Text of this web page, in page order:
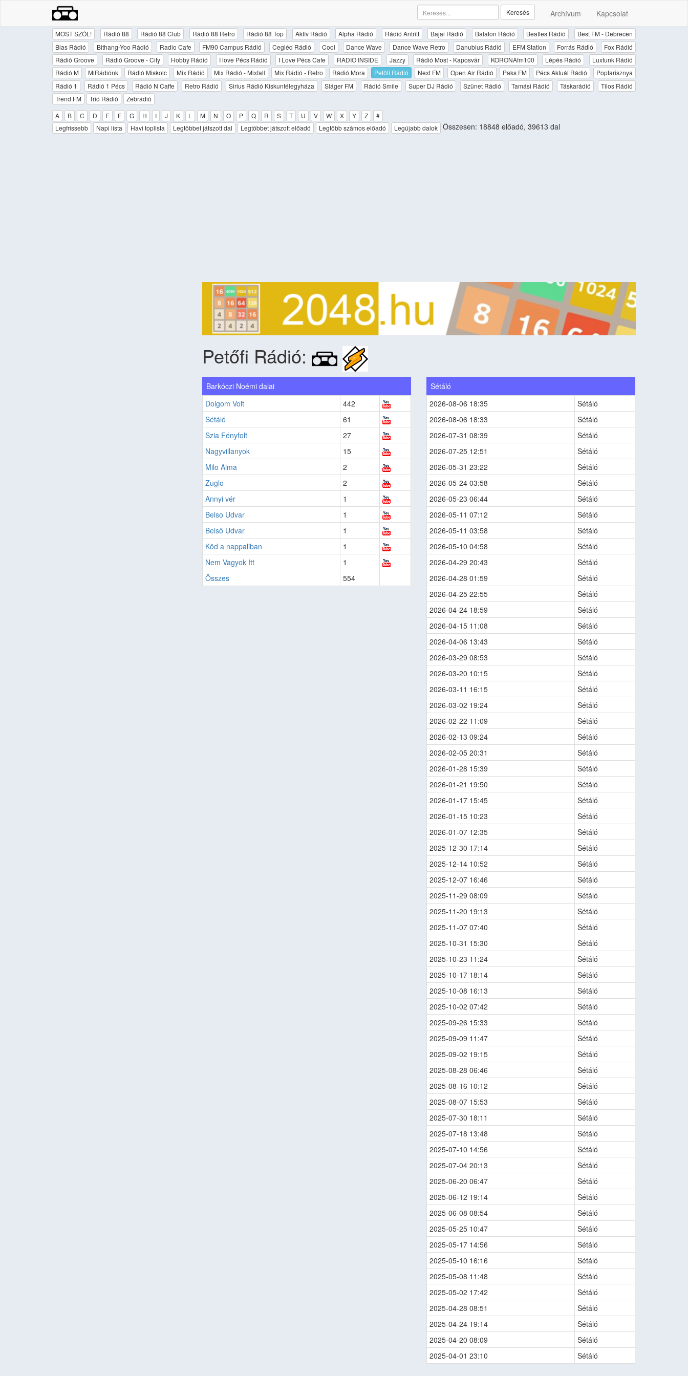
Archívum Kapcsolat
Keresés
MOST SZÓL! Rádió 88 Rádió 88 Club Rádió 88 Retro Rádió 88 Top Aktív Rádió Alpha Rádió Rádió Antritt Bajai Rádió Balaton Rádió Beatles Rádió
Best FM - Debrecen
Bias Rádió
Bithang-Yoo Rádió Radio Cafe FM90 Campus Rádió Cegléd Rádió Cool Dance Wave Dance Wave Retro Danubius Rádió EFM Station Forrás Rádió
Fox Rádió
Rádió Groove
Rádió Groove - City Hobby Rádió I love Pécs Rádió I Love Pécs Cafe RADIO INSIDE Jazzy Rádió Most - Kaposvár KORONAfm100 Lépés Rádió
Luxfunk Rádió
Rádió M
MiRádiónk Rádió Miskolc Mix Rádió Mix Rádió - Mixfall Mix Rádió - Retro Rádió Mora Petőfi Rádió Next FM Open Air Rádió Paks FM Pécs Aktuál Rádió
Poptarisznya
Rádió 1
Rádió 1 Pécs Rádió N Caffe Retro Rádió Sirius Rádió Kiskunfélegyháza Sláger FM Rádió Smile Super DJ Rádió Szünet Rádió Tamási Rádió Táskarádió
Tilos Rádió
Trend FM
Trió Rádió
Zebrádió
A
B C D E F G H I J K L M N O P Q R S T U V W X Y Z
#
Legfrissebb
Napi lista Havi toplista Legtöbbet játszott dal Legtöbbet játszott előadó Legtöbb számos előadó Legújabb dalok Összesen: 18848 előadó, 39613 dal
Petőfi Rádió:
Barkóczi Noémi dalai
Dolgom Volt
442
Sétáló
61
Szia Fényfolt
27
Nagyvillanyok
15
Milo Alma
2
Zuglo
2
Annyi vér
1
Belso Udvar
1
Belső Udvar
1
Köd a nappaliban
1
Nem Vagyok Itt
1
Összes
554
Sétáló
2026-08-06 18:35
Sétáló
2026-08-06 18:33
Sétáló
2026-07-31 08:39
Sétáló
2026-07-25 12:51
Sétáló
2026-05-31 23:22
Sétáló
2026-05-24 03:58
Sétáló
2026-05-23 06:44
Sétáló
2026-05-11 07:12
Sétáló
2026-05-11 03:58
Sétáló
2026-05-10 04:58
Sétáló
2026-04-29 20:43
Sétáló
2026-04-28 01:59
Sétáló
2026-04-25 22:55
Sétáló
2026-04-24 18:59
Sétáló
2026-04-15 11:08
Sétáló
2026-04-06 13:43
Sétáló
2026-03-29 08:53
Sétáló
2026-03-20 10:15
Sétáló
2026-03-11 16:15
Sétáló
2026-03-02 19:24
Sétáló
2026-02-22 11:09
Sétáló
2026-02-13 09:24
Sétáló
2026-02-05 20:31
Sétáló
2026-01-28 15:39
Sétáló
2026-01-21 19:50
Sétáló
2026-01-17 15:45
Sétáló
2026-01-15 10:23
Sétáló
2026-01-07 12:35
Sétáló
2025-12-30 17:14
Sétáló
2025-12-14 10:52
Sétáló
2025-12-07 16:46
Sétáló
2025-11-29 08:09
Sétáló
2025-11-20 19:13
Sétáló
2025-11-07 07:40
Sétáló
2025-10-31 15:30
Sétáló
2025-10-23 11:24
Sétáló
2025-10-17 18:14
Sétáló
2025-10-08 16:13
Sétáló
2025-10-02 07:42
Sétáló
2025-09-26 15:33
Sétáló
2025-09-09 11:47
Sétáló
2025-09-02 19:15
Sétáló
2025-08-28 06:46
Sétáló
2025-08-16 10:12
Sétáló
2025-08-07 15:53
Sétáló
2025-07-30 18:11
Sétáló
2025-07-18 13:48
Sétáló
2025-07-10 14:56
Sétáló
2025-07-04 20:13
Sétáló
2025-06-20 06:47
Sétáló
2025-06-12 19:14
Sétáló
2025-06-08 08:54
Sétáló
2025-05-25 10:47
Sétáló
2025-05-17 14:56
Sétáló
2025-05-10 16:16
Sétáló
2025-05-08 11:48
Sétáló
2025-05-02 17:42
Sétáló
2025-04-28 08:51
Sétáló
2025-04-24 19:14
Sétáló
2025-04-20 08:09
Sétáló
2025-04-01 23:10
Sétáló